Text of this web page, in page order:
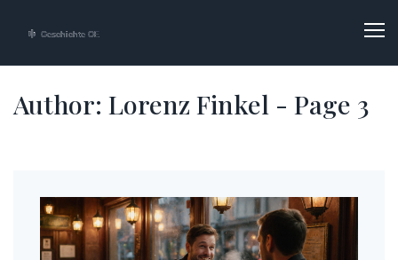
Author: Lorenz Finkel - Page 3